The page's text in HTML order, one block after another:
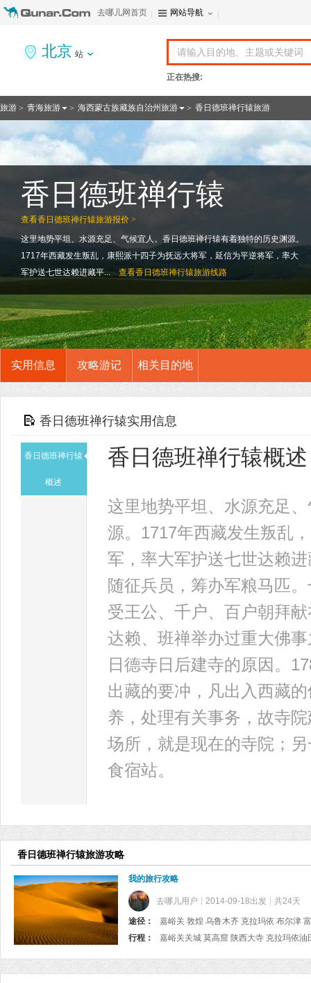
去哪儿网首页 网站导航
北京 站
正在热搜:
旅游 > 青海旅游 > 海西蒙古族藏族自治州旅游 > 香日德班禅行辕旅游
查看香日德班禅行辕旅游报价 >
香日德班禅行辕
这里地势平坦、水源充足、气候宜人。香日德班禅行辕有着独特的历史渊源。
1717年西藏发生叛乱，康熙派十四子为抚远大将军，延信为平逆将军，率大
军护送七世达赖进藏平...
查看香日德班禅行辕旅游线路
实用信息 攻略游记 相关目的地
香日德班禅行辕实用信息
香日德班禅行辕
概述
香日德班禅行辕概述
这里地势平坦、水源充足
源。1717年西藏发生叛乱
军，率大军护送七世达赖
随征兵员，筹办军粮马匹
受王公、千户、百户朝拜
达赖、班禅举办过重大佛
日德寺日后建寺的原因。
出藏的要冲，凡出入西藏
养，处理有关事务，故寺
场所，就是现在的寺院；
食宿站。
香日德班禅行辕旅游攻略
我的旅行攻略
去哪儿用户 2014-09-18出发 共24天
途径：
行程：